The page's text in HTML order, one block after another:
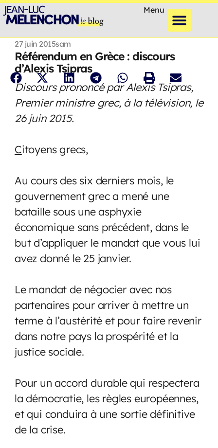
Menu
27 juin 2015sam
Référendum en Grèce : discours
d’Alexis Tsipras
Discours prononcé par Alexis Tsipras,
Premier ministre grec, à la télévision, le
26 juin 2015.
Citoyens grecs,
Au cours des six derniers mois, le
gouvernement grec a mené une
bataille sous une asphyxie
économique sans précédent, dans le
but d’appliquer le mandat que vous lui
avez donné le 25 janvier.
Le mandat de négocier avec nos
partenaires pour arriver à mettre un
terme à l’austérité et pour faire revenir
dans notre pays la prospérité et la
justice sociale.
Pour un accord durable qui respectera
la démocratie, les règles européennes,
et qui conduira à une sortie définitive
de la crise.